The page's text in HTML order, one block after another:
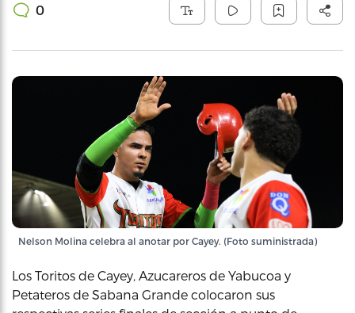
0
Nelson Molina celebra al anotar por Cayey. (Foto suministrada)
Los Toritos de Cayey, Azucareros de Yabucoa y
Petateros de Sabana Grande colocaron sus